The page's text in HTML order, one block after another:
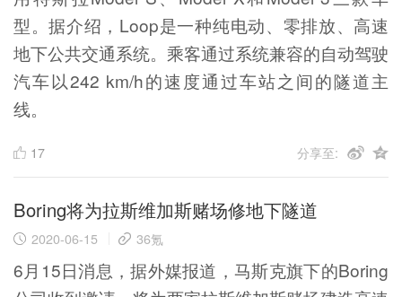
型。据介绍，Loop是一种纯电动、零排放、高速
地下公共交通系统。乘客通过系统兼容的自动驾驶
汽车以242 km/h的速度通过车站之间的隧道主
线。
17 分享至:
Boring将为拉斯维加斯赌场修地下隧道
2020-06-15 36氪
6月15日消息，据外媒报道，马斯克旗下的Boring